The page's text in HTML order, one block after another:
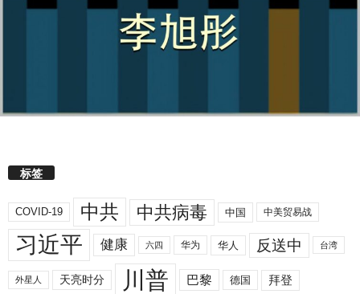
标签
COVID-19 中共 中共病毒 中国 中美贸易战
习近平 健康 六四 华为 华人 反送中 台湾
外星人 天亮时分 川普 巴黎 德国 拜登